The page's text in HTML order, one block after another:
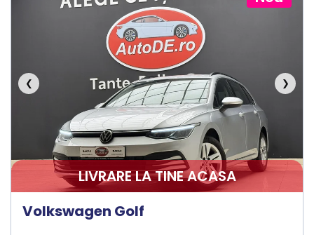
❮ ❯
LIVRARE LA TINE ACASA
Volkswagen Golf